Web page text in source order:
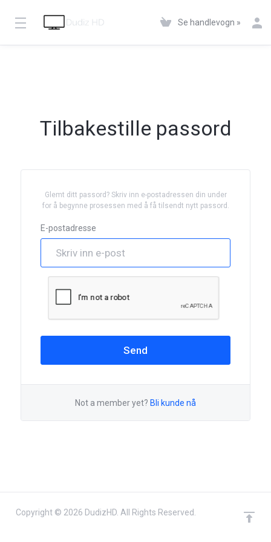
Se handlevogn »
Tilbakestille passord
Glemt ditt passord? Skriv inn e-postadressen din under
for å begynne prosessen med å få tilsendt nytt passord.
E-postadresse
Send
Not a member yet? Bli kunde nå
Copyright © 2026 DudizHD. All Rights Reserved.